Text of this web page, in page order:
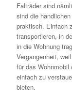
Falträder sind
sind die
praktisch. Einfach
transportieren, in
in die Wohnung
Vergangenheit,
für das
einfach zu
bieten.